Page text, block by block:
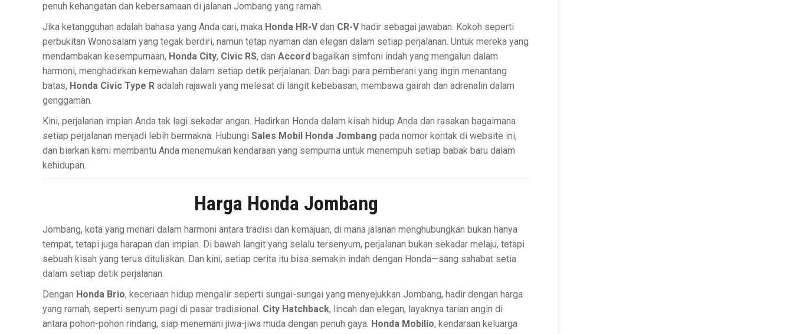
penuh kehangatan dan kebersamaan di jalanan Jombang yang ramah.
Jika ketangguhan adalah bahasa yang Anda cari, maka Honda HR-Vdan CR-Vhadir sebagai jawaban. Kokoh seperti
perbukitan Wonosalam yang tegak berdiri, namun tetap nyaman dan elegan dalam setiap perjalanan. Untuk mereka yang
mendambakan kesempurnaan, Honda City, Civic RS, dan Accord bagaikan simfoni indah yang mengalun dalam
harmoni, menghadirkan kemewahan dalam setiap detik perjalanan. Dan bagi para pemberani yang ingin menantang
batas, Honda Civic Type R adalah rajawali yang melesat di langit kebebasan, membawa gairah dan adrenalin dalam
genggaman.
Kini, perjalanan impian Anda tak lagi sekadar angan. Hadirkan Honda dalam kisah hidup Anda dan rasakan bagaimana
setiap perjalanan menjadi lebih bermakna. Hubungi Sales Mobil Honda Jombang pada nomor kontak di website ini,
dan biarkan kami membantu Anda menemukan kendaraan yang sempurna untuk menempuh setiap babak baru dalam
kehidupan.
Harga Honda Jombang
Jombang, kota yang menari dalam harmoni antara tradisi dan kemajuan, di mana jalanan menghubungkan bukan hanya
tempat, tetapi juga harapan dan impian. Di bawah langit yang selalu tersenyum, perjalanan bukan sekadar melaju, tetapi
sebuah kisah yang terus dituliskan. Dan kini, setiap cerita itu bisa semakin indah dengan Honda—sang sahabat setia
dalam setiap detik perjalanan.
Dengan Honda Brio, keceriaan hidup mengalir seperti sungai-sungai yang menyejukkan Jombang, hadir dengan harga
yang ramah, seperti senyum pagi di pasar tradisional. City Hatchback, lincah dan elegan, layaknya tarian angin di
antara pohon-pohon rindang, siap menemani jiwa-jiwa muda dengan penuh gaya. Honda Mobilio, kendaraan keluarga